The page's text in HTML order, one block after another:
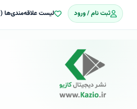
ثبت نام / ورود لیست علاقه‌مندی‌ها (0)